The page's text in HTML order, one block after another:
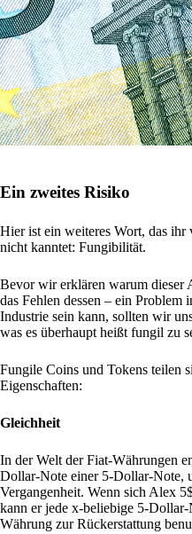
Ein zweites Risiko
Hier ist ein weiteres Wort, das ihr
nicht kanntet: Fungibilität.
Bevor wir erklären warum dieser
das Fehlen dessen – ein Problem
Industrie sein kann, sollten wir
was es überhaupt heißt fungil zu
Fungile Coins und Tokens teilen
Eigenschaften:
Gleichheit
In der Welt der Fiat-Währungen
Dollar-Note einer 5-Dollar-Note,
Vergangenheit. Wenn sich Alex
kann er jede x-beliebige 5-Dollar-
Währung zur Rückerstattung